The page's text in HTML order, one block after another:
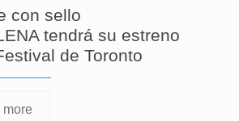
con sello
tendrá su estreno
de Toronto
more